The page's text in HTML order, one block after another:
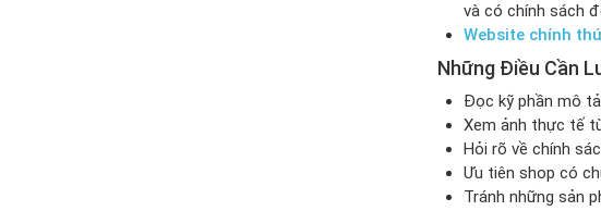
và có chính sách
Website chính
Những Điều Cần
Đọc kỹ phần mô
Xem ảnh thực tế
Hỏi rõ về chính
Ưu tiên shop có
Tránh những sản